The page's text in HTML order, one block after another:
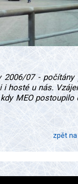
2006/07 - počítány
i hosté u nás.
MEO postoupilo
zpět